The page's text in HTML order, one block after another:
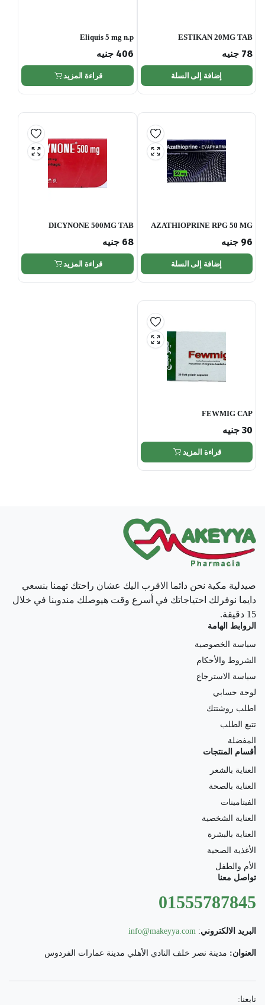
ESTIKAN 20MG TAB
78 جنيه
إضافة إلى السلة
Eliquis 5 mg n.p
406 جنيه
قراءة المزيد
AZATHIOPRINE RPG 50 MG
96 جنيه
إضافة إلى السلة
DICYNONE 500MG TAB
68 جنيه
قراءة المزيد
FEWMIG CAP
30 جنيه
قراءة المزيد
صيدلية مكية نحن دائما الاقرب اليك عشان راحتك تهمنا بنسعي
دايما نوفرلك احتياجاتك في أسرع وقت هيوصلك مندوبنا في خلال
15 دقيقة.
الروابط الهامة
سياسة الخصوصية
الشروط والأحكام
سياسة الاسترجاع
لوحة حسابي
اطلب روشتتك
تتبع الطلب
المفضلة
أقسام المنتجات
العناية بالشعر
العناية بالصحة
الفيتامينات
العناية الشخصية
العناية بالبشرة
الأغذية الصحية
الأم والطفل
تواصل معنا
01555787845
البريد الالكتروني:
info@makeyya.com
العنوان: مدينة نصر خلف النادي الأهلي مدينة عمارات الفردوس
تابعنا: